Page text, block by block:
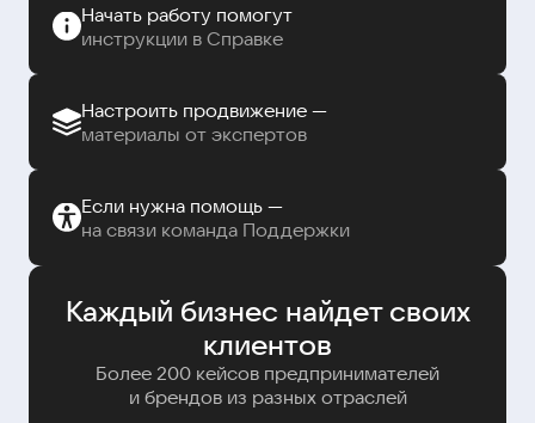
Начать работу помогут
инструкции в Справке
Настроить продвижение —
материалы от экспертов
Если нужна помощь —
на связи команда Поддержки
Каждый бизнес найдет своих
клиентов
Более 200 кейсов предпринимателей
и брендов из разных отраслей